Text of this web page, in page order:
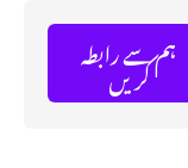
ہم سے رابطہ
کریں